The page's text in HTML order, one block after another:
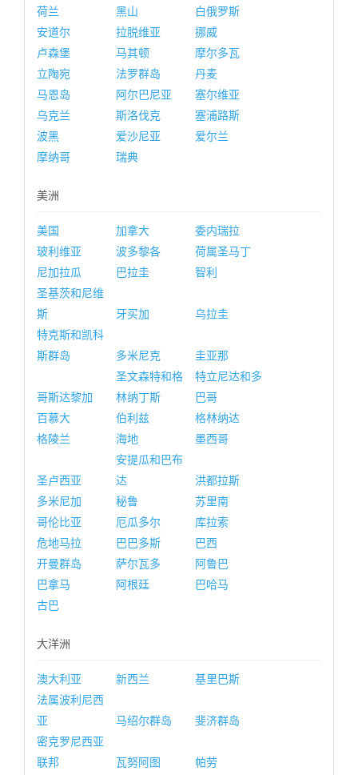
荷兰
黑山
白俄罗斯
安道尔
拉脱维亚
挪威
卢森堡
马其顿
摩尔多瓦
立陶宛
法罗群岛
丹麦
马恩岛
阿尔巴尼亚
塞尔维亚
乌克兰
斯洛伐克
塞浦路斯
波黑
爱沙尼亚
爱尔兰
摩纳哥
瑞典
美洲
美国 加拿大
委内瑞拉
玻利维亚
波多黎各
荷属圣马丁
尼加拉瓜
巴拉圭
智利
圣基茨和尼维
斯
牙买加
乌拉圭
特克斯和凯科
斯群岛
多米尼克 圭亚那
哥斯达黎加
圣文森特和格
林纳丁斯
特立尼达和多
巴哥
百慕大
伯利兹
格林纳达
格陵兰
海地 墨西哥
圣卢西亚
安提瓜和巴布
达
洪都拉斯
多米尼加
秘鲁
苏里南
哥伦比亚
厄瓜多尔
库拉索
危地马拉
巴巴多斯
巴西
开曼群岛
萨尔瓦多
阿鲁巴
巴拿马
阿根廷
巴哈马
古巴
大洋洲
澳大利亚 新西兰
基里巴斯
法属波利尼西
亚
马绍尔群岛
斐济群岛
密克罗尼西亚
联邦
瓦努阿图
帕劳